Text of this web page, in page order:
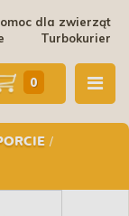
dla zwierząt
Turbokurier
/
0